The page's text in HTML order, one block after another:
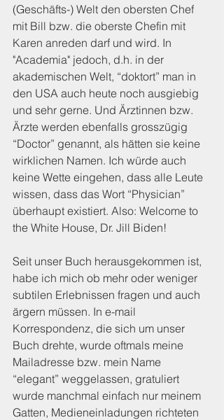
(Geschäfts-) Welt den obersten Chef
mit Bill bzw. die oberste Chefin mit
Karen anreden darf und wird. In
"Academia" jedoch, d.h. in der
akademischen Welt, “doktort” man in
den USA auch heute noch ausgiebig
und sehr gerne. Und Ärztinnen bzw.
Ärzte werden ebenfalls grosszügig
“Doctor” genannt, als hätten sie keine
wirklichen Namen. Ich würde auch
keine Wette eingehen, dass alle Leute
wissen, dass das Wort “Physician”
überhaupt existiert. Also: Welcome to
the White House, Dr. Jill Biden!
Seit unser Buch herausgekommen ist,
habe ich mich ob mehr oder weniger
subtilen Erlebnissen fragen und auch
ärgern müssen. In e-mail
Korrespondenz, die sich um unser
Buch drehte, wurde oftmals meine
Mailadresse bzw. mein Name
“elegant” weggelassen, gratuliert
wurde manchmal einfach nur meinem
Gatten, Medieneinladungen richteten